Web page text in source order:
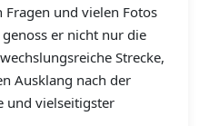
und vielen Fotos
er nicht nur die
Strecke,
Ausklang nach der
und vielseitigster